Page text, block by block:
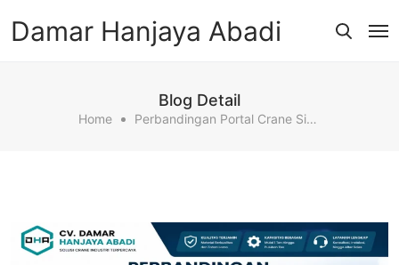
Damar Hanjaya Abadi
Blog Detail
Home Perbandingan Portal Crane Single Dan Double Girder Terbaik 2026